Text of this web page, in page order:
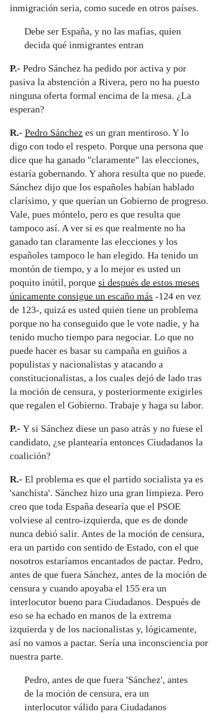
inmigración seria, como sucede en otros países.
Debe ser España, y no las mafias, quien
decida qué inmigrantes entran
P.- Pedro Sánchez ha pedido por activa y por
pasiva la abstención a Rivera, pero no ha puesto
ninguna oferta formal encima de la mesa. ¿La
esperan?
R.- Pedro Sánchez es un gran mentiroso. Y lo
digo con todo el respeto. Porque una persona que
dice que ha ganado "claramente" las elecciones,
estaría gobernando. Y ahora resulta que no puede.
Sánchez dijo que los españoles habían hablado
clarísimo, y que querían un Gobierno de progreso.
Vale, pues móntelo, pero es que resulta que
tampoco así. A ver si es que realmente no ha
ganado tan claramente las elecciones y los
españoles tampoco le han elegido. Ha tenido un
montón de tiempo, y a lo mejor es usted un
poquito inútil, porque si después de estos meses
únicamente consigue un escaño más -124 en vez
de 123-, quizá es usted quien tiene un problema
porque no ha conseguido que le vote nadie, y ha
tenido mucho tiempo para negociar. Lo que no
puede hacer es basar su campaña en guiños a
populistas y nacionalistas y atacando a
constitucionalistas, a los cuales dejó de lado tras
la moción de censura, y posteriormente exigirles
que regalen el Gobierno. Trabaje y haga su labor.
P.- Y si Sánchez diese un paso atrás y no fuese el
candidato, ¿se plantearía entonces Ciudadanos la
coalición?
R.- El problema es que el partido socialista ya es
'sanchista'. Sánchez hizo una gran limpieza. Pero
creo que toda España desearía que el PSOE
volviese al centro-izquierda, que es de donde
nunca debió salir. Antes de la moción de censura,
era un partido con sentido de Estado, con el que
nosotros estaríamos encantados de pactar. Pedro,
antes de que fuera Sánchez, antes de la moción de
censura y cuando apoyaba el 155 era un
interlocutor bueno para Ciudadanos. Después de
eso se ha echado en manos de la extrema
izquierda y de los nacionalistas y, lógicamente,
así no vamos a pactar. Sería una inconsciencia por
nuestra parte.
Pedro, antes de que fuera 'Sánchez', antes
de la moción de censura, era un
interlocutor válido para Ciudadanos